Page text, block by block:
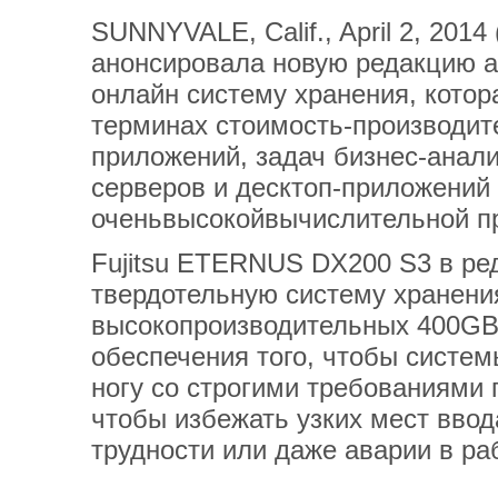
SUNNYVALE, Calif., April 2,
анонсировала новую редакцию
онлайн систему хранения,
терминах стоимость-
приложений, задач бизнес-
серверов и десктоп-
оченьвысокойвычислительной
Fujitsu ETERNUS DX200 S3 в
твердотельную систему
высокопроизводительных
обеспечения того, чтобы
ногу со строгими
чтобы избежать узких мест
трудности или даже аварии в